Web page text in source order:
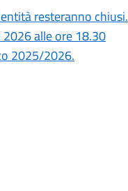
resteranno chiusi.
alle ore 18.30
2025/2026.